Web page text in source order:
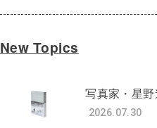
New Topics
写真家・星
2026.07.30